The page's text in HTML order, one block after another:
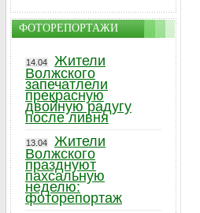
ФОТОРЕПОРТАЖИ
14.04
Жители
Волжского
запечатлели
прекрасную
двойную радугу
после ливня
13.04
Жители
Волжского
празднуют
пахсальную
неделю:
фоторепортаж